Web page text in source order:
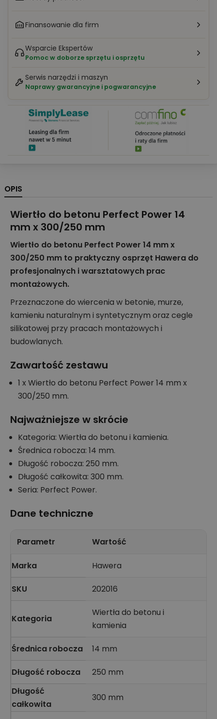
Finansowanie dla firm
Wsparcie Ekspertów
Pomoc w doborze sprzętu i osprzętu
Serwis narzędzi i maszyn
Naprawy gwarancyjne i pogwarancyjne
OPIS
Wiertło do betonu Perfect Power 14
mm x 300/250 mm
Wiertło do betonu Perfect Power 14 mm x
300/250 mm to praktyczny osprzęt Hawera do
profesjonalnych i warsztatowych prac
montażowych.
Przeznaczone do wiercenia w betonie, murze,
kamieniu naturalnym i syntetycznym oraz cegle
silikatowej przy pracach montażowych i
budowlanych.
Zawartość zestawu
1 x Wiertło do betonu Perfect Power 14 mm x
300/250 mm.
Najważniejsze w skrócie
Kategoria: Wiertła do betonu i kamienia.
Średnica robocza: 14 mm.
Długość robocza: 250 mm.
Długość całkowita: 300 mm.
Seria: Perfect Power.
Dane techniczne
Parametr Wartość
Marka Hawera
SKU 202016
Kategoria
Wiertła do betonu i
kamienia
Średnica robocza 14 mm
Długość robocza
250 mm
Długość
całkowita
300 mm